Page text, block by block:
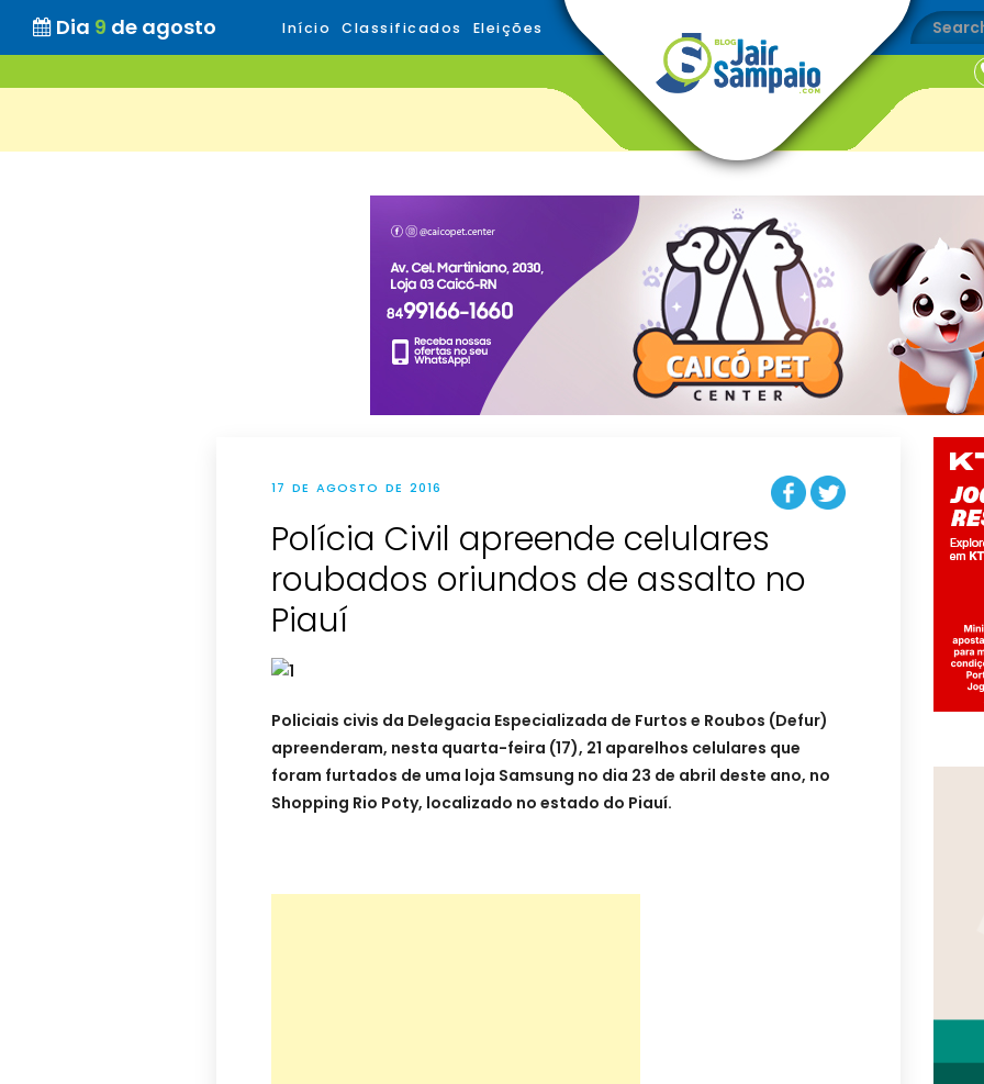
Dia 9 de agosto Início Classificados Eleições
17 DE AGOSTO DE 2016
Polícia Civil apreende celulares
roubados oriundos de assalto no
Piauí
Policiais civis da Delegacia Especializada de Furtos e Roubos (Defur)
apreenderam, nesta quarta-feira (17), 21 aparelhos celulares que
foram furtados de uma loja Samsung no dia 23 de abril deste ano, no
Shopping Rio Poty, localizado no estado do Piauí.